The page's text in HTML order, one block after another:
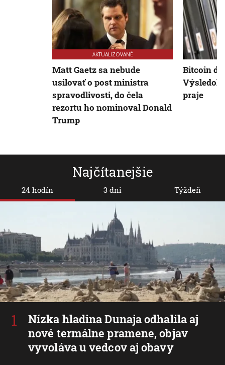
Najčítanejšie
24 hodín
Nízka hladina Dunaja odhalila aj
nové termálne pramene, objav
vyvoláva u vedcov aj obavy
3 dni Týždeň
AKTUALIZOVANÉ
Matt Gaetz sa nebude
usilovať o post ministra
spravodlivosti, do čela
rezortu ho nominoval Donald
Trump
Bitcoin
Výsledok
praje